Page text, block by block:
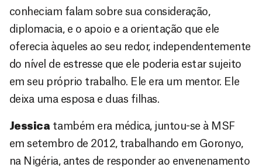
conheciam falam sobre sua consideração,
diplomacia, e o apoio e a orientação que ele
oferecia àqueles ao seu redor, independentemente
do nível de estresse que ele poderia estar sujeito
em seu próprio trabalho. Ele era um mentor. Ele
deixa uma esposa e duas filhas.
Jessica também era médica, juntou-se à MSF
em setembro de 2012, trabalhando em Goronyo,
na Nigéria, antes de responder ao envenenamento